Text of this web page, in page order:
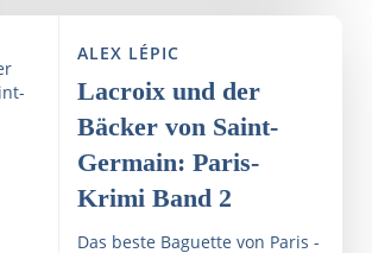
ALEX LÉPIC
Lacroix und der
Bäcker von Saint-
Germain: Paris-
Krimi Band 2
Das beste Baguette von Paris -